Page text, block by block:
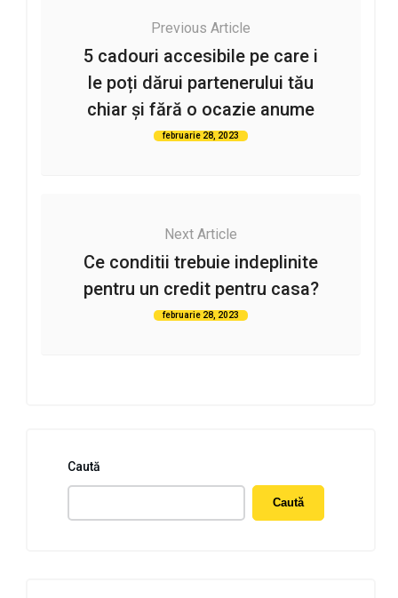
Previous Article
5 cadouri accesibile pe care i
le poți dărui partenerului tău
chiar și fără o ocazie anume
februarie 28, 2023
Next Article
Ce conditii trebuie indeplinite
pentru un credit pentru casa?
februarie 28, 2023
Caută
Caută